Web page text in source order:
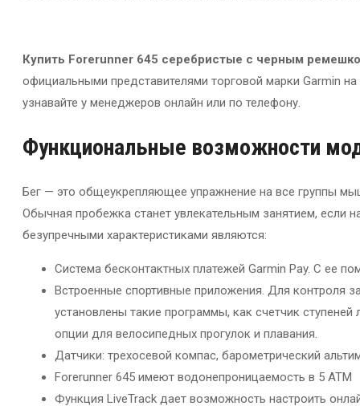
Купить Forerunner 645 серебристые с черным
официальными представителями торговой марки Garmin
узнавайте у менеджеров онлайн или по телефону.
Функциональные возможности
Бег — это общеукрепляющее упражнение на все группы
Обычная пробежка станет увлекательным занятием, если
безупречными характеристиками являются:
Система бесконтактных платежей Garmin Pay. С ее
Встроенные спортивные приложения. Для контроля
установлены такие программы, как счетчик
опции для велосипедных прогулок и плавания.
Датчики: трехосевой компас, барометрический
Forerunner 645 имеют водонепроницаемость в 5 АТМ
Функция LiveTrack дает возможность настроить